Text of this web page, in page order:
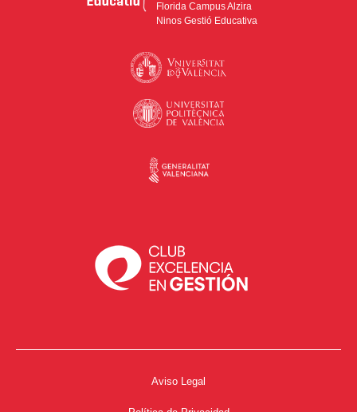
Florida Campus Alzira
Ninos Gestió Educativa
Aviso Legal